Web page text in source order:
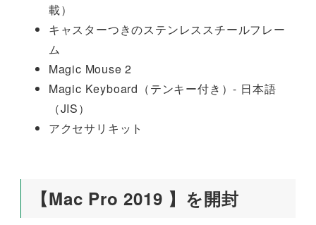
載）
キャスターつきのステンレススチールフレー
ム
Magic Mouse 2
Magic Keyboard（テンキー付き）- 日本語
（JIS）
アクセサリキット
【Mac Pro 2019 】を開封